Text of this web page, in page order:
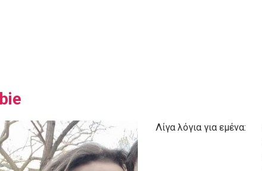
Λίγα λόγια για εμένα: